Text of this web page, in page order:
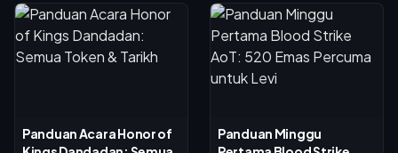
menambah ×1.5, dan ia darab
bersama untuk tepat 3x
pendapatan asas — bukan 4x.
2x Wang berharga 119 Robux,
VIP berharga 499 (jumlah 618).
ditutup. Lambang yang tidak
dibelanjakan dijangka luput
bersama acara tersebut, jadi
tebus semuanya sekarang:
skin crossover utama
berharga 1,200 Lambang,
ikuti senarai keutamaan di
Panduan Acara Honor of
Panduan Minggu